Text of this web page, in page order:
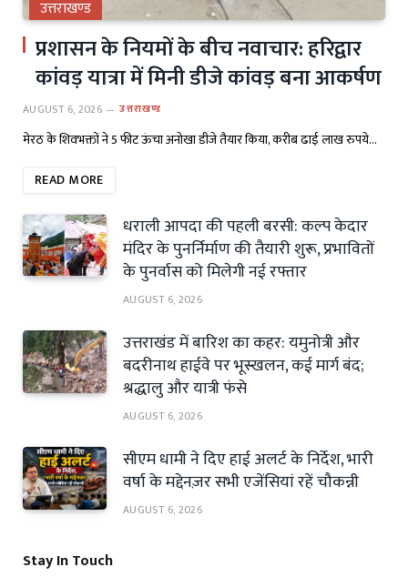
उत्तराखण्ड
प्रशासन के नियमों के बीच नवाचार: हरिद्वार
कांवड़ यात्रा में मिनी डीजे कांवड़ बना आकर्षण
AUGUST 6, 2026 उत्तराखण्ड
मेरठ के शिवभक्तों ने 5 फीट ऊंचा अनोखा डीजे तैयार किया, करीब ढाई लाख रुपये…
READ MORE
धराली आपदा की पहली बरसी: कल्प केदार
मंदिर के पुनर्निर्माण की तैयारी शुरू, प्रभावितों
के पुनर्वास को मिलेगी नई रफ्तार
AUGUST 6, 2026
उत्तराखंड में बारिश का कहर: यमुनोत्री और
बदरीनाथ हाईवे पर भूस्खलन, कई मार्ग बंद;
श्रद्धालु और यात्री फंसे
AUGUST 6, 2026
सीएम धामी ने दिए हाई अलर्ट के निर्देश, भारी
वर्षा के मद्देनज़र सभी एजेंसियां रहें चौकन्नी
AUGUST 6, 2026
Stay In Touch